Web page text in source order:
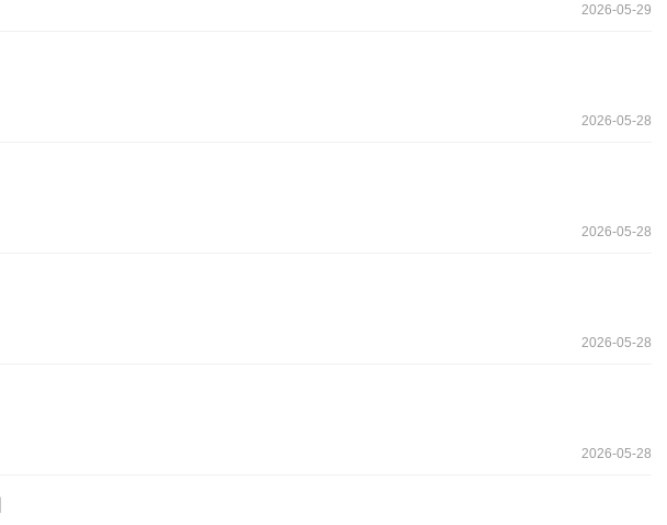
2026-05-29
2026-05-28
2026-05-28
2026-05-28
2026-05-28